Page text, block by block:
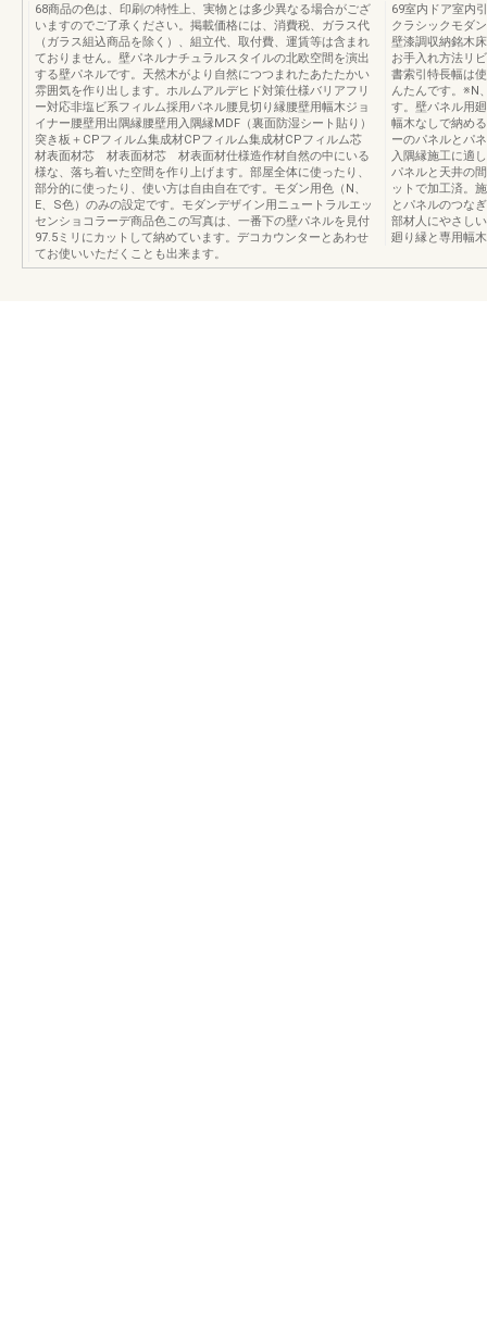
68商品の色は、印刷の特性上、実物とは多少異なる場合がござ
いますのでご了承ください。掲載価格には、消費税、ガラス代
（ガラス組込商品を除く）、組立代、取付費、運賃等は含まれ
ておりません。壁パネルナチュラルスタイルの北欧空間を演出
する壁パネルです。天然木がより自然につつまれたあたたかい
雰囲気を作り出します。ホルムアルデヒド対策仕様バリアフリ
ー対応非塩ビ系フィルム採用パネル腰見切り縁腰壁用幅木ジョ
イナー腰壁用出隅縁腰壁用入隅縁MDF（裏面防湿シート貼り）
突き板＋CPフィルム集成材CPフィルム集成材CPフィルム芯
材表面材芯 材表面材芯 材表面材仕様造作材自然の中にいる
様な、落ち着いた空間を作り上げます。部屋全体に使ったり、
部分的に使ったり、使い方は自由自在です。モダン用色（N、
E、S色）のみの設定です。モダンデザイン用ニュートラルエッ
センショコラーデ商品色この写真は、一番下の壁パネルを見付
97.5ミリにカットして納めています。デコカウンターとあわせ
てお使いいただくことも出来ます。
69室内ドア室内
クラシックモダ
壁漆調収納銘木
お手入れ方法リ
書索引特長幅は
んたんです。※N
す。壁パネル用
幅木なしで納め
ーのパネルとパ
入隅縁施工に適
パネルと天井の
ットで加工済。
とパネルのつな
部材人にやさし
廻り縁と専用幅木